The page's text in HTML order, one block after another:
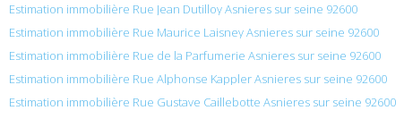
Estimation immobilière Rue Jean Dutilloy Asnieres sur seine 92600
Estimation immobilière Rue Maurice Laisney Asnieres sur seine 92600
Estimation immobilière Rue de la Parfumerie Asnieres sur seine 92600
Estimation immobilière Rue Alphonse Kappler Asnieres sur seine 92600
Estimation immobilière Rue Gustave Caillebotte Asnieres sur seine 92600